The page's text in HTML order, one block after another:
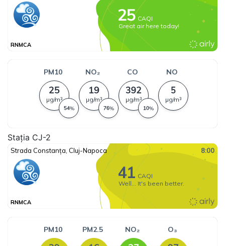
Stația CJ-2